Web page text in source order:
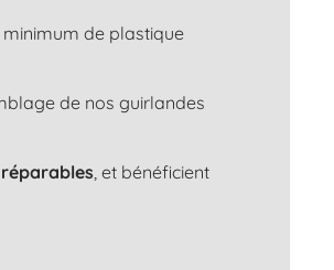
minimum de plastique
de nos guirlandes
, et bénéficient